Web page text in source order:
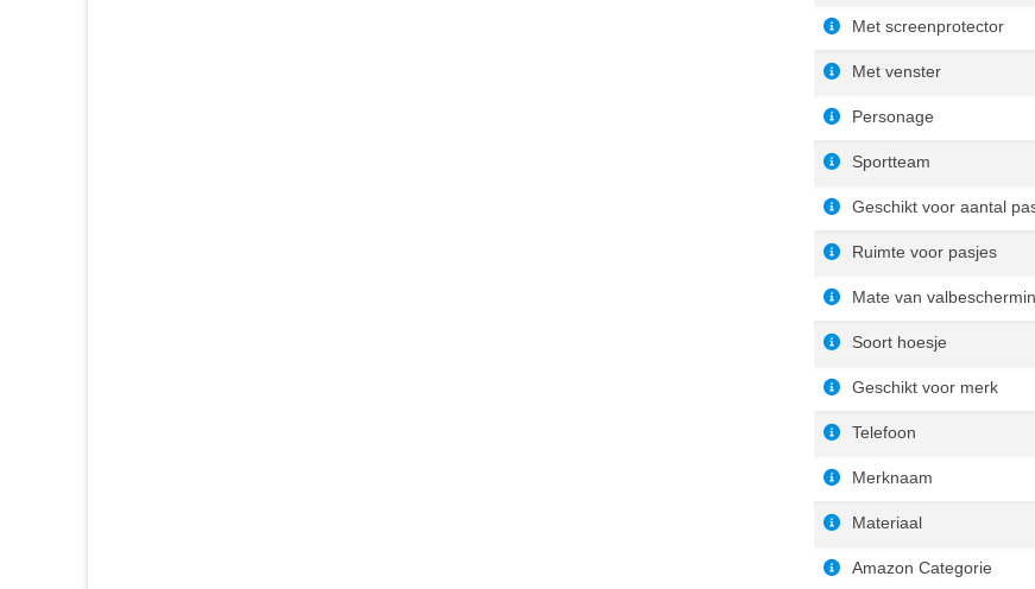
Met screenprotector
Met venster
Personage
Sportteam
Geschikt voor aantal
Ruimte voor pasjes
Mate van
Soort hoesje
Geschikt voor merk
Telefoon
Merknaam
Materiaal
Amazon Categorie